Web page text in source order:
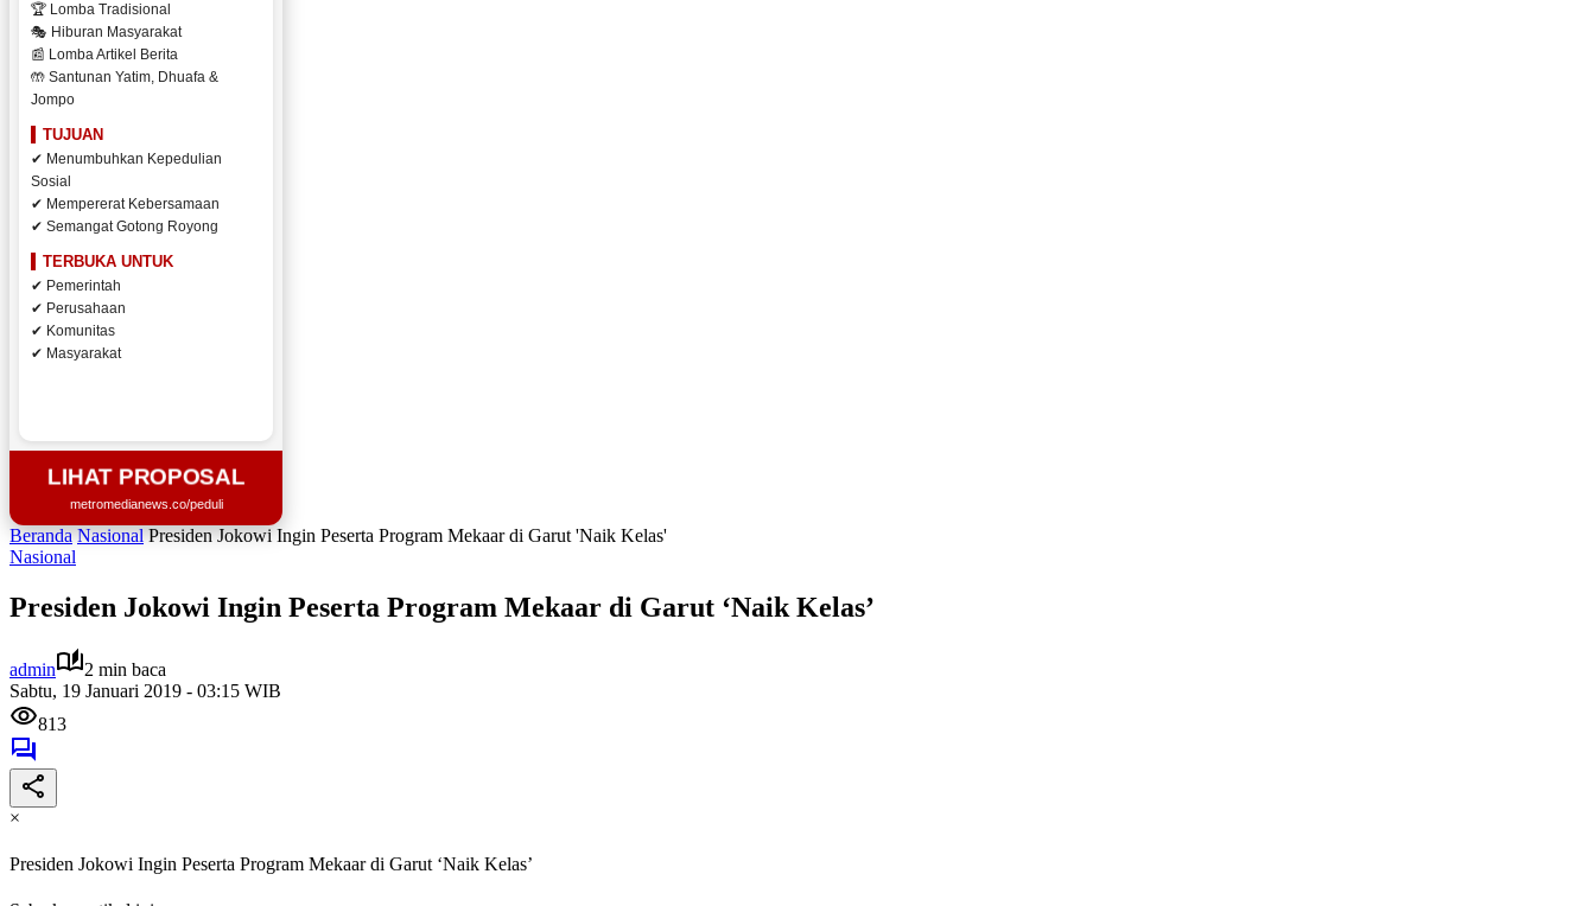
🏆 Lomba Tradisional
🎭 Hiburan Masyarakat
📰 Lomba Artikel Berita
🤲 Santunan Yatim, Dhuafa &
Jompo
TUJUAN
✔ Menumbuhkan Kepedulian
Sosial
✔ Mempererat Kebersamaan
✔ Semangat Gotong Royong
TERBUKA UNTUK
✔ Pemerintah
✔ Perusahaan
✔ Komunitas
✔ Masyarakat
LIHAT PROPOSAL
metromedianews.co/peduli
Beranda Nasional Presiden Jokowi Ingin Peserta Program Mekaar di Garut 'Naik Kelas'
Nasional
Presiden Jokowi Ingin Peserta Program Mekaar di Garut ‘Naik Kelas’
admin
2 min baca
Sabtu, 19 Januari 2019 - 03:15 WIB
813
×
Presiden Jokowi Ingin Peserta Program Mekaar di Garut ‘Naik Kelas’